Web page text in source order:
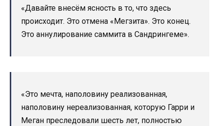
«Давайте внесём ясность в то, что здесь
происходит. Это отмена «Мегзита». Это конец.
Это аннулирование саммита в Сандрингеме».
«Это мечта, наполовину реализованная,
наполовину нереализованная, которую Гарри и
Меган преследовали шесть лет, полностью